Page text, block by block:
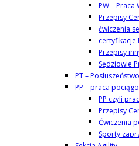
PW – Praca
Przepisy
ćwiczenia
certyfikacje
Przepisy
Sędziowie
PT – Posłuszeństwo
PP – praca
PP czyli
Przepisy
Ćwiczenia
Sporty